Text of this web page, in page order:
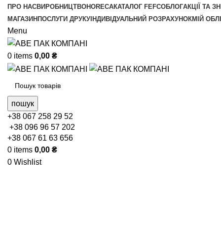
ПРО НАСВИРОБНИЦТВОHORECAКАТАЛОГ FEFCOБЛОГАКЦІЇ ТА
МАГАЗИН ПОСЛУГИ ДРУКУ ІНДИВІДУАЛЬНИЙ РОЗРАХУНОКМІЙ
Menu
0 items 0,00 ₴
пошук
+38 067 258 29 52
+38 096 96 57 202
+38 067 61 63 656
0 items 0,00 ₴
0 Wishlist